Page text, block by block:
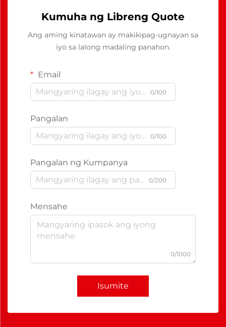
Kumuha ng Libreng Quote
Ang aming kinatawan ay makikipag-ugnayan sa
iyo sa lalong madaling panahon.
Email
0/100
Pangalan
0/100
Pangalan ng Kumpanya
0/200
Mensahe
0/1000
Isumite